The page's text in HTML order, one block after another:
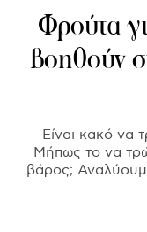
Φρούτα
βοηθούν
Είναι κακό να
Μήπως το να
βάρος;